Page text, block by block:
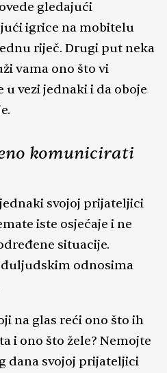
gledajući
igrice na mobitelu
riječ. Drugi put neka
vama ono što vi
u vezi jednaki i da oboje
komunicirati
svojoj prijateljici
iste osjećaje i ne
situacije.
odnosima
na glas reći ono što ih
i ono što žele? Nemojte
dana svojoj prijateljici